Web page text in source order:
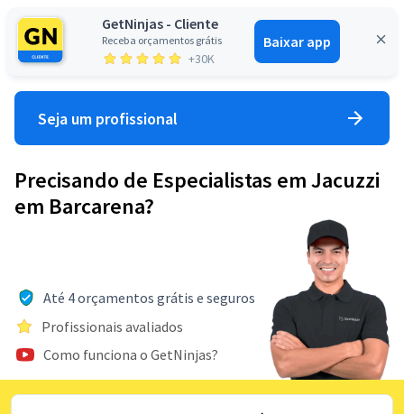
GetNinjas - Cliente
Receba orçamentos grátis
+30K
Baixar app
Entrar
Seja um profissional
Precisando de Especialistas em Jacuzzi
em Barcarena?
Até 4 orçamentos grátis e seguros
Profissionais avaliados
Como funciona o GetNinjas?